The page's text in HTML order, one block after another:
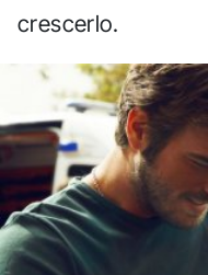
crescerlo.